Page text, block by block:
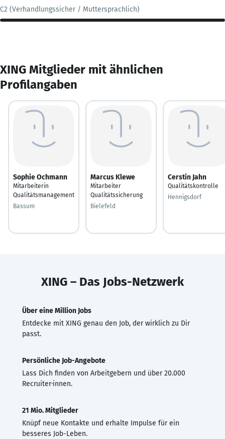
C2 (Verhandlungssicher / Muttersprachlich)
XING Mitglieder mit ähnlichen
Profilangaben
Sophie Ochmann
Mitarbeiterin
Qualitätsmanagement
Bassum
Marcus Klewe
Mitarbeiter
Qualitätssicherung
Bielefeld
Cerstin Jahn
Qualitätskontrolle
Hennigsdorf
XING – Das Jobs-Netzwerk
Über eine Million Jobs
Entdecke mit XING genau den Job, der wirklich zu Dir
passt.
Persönliche Job-Angebote
Lass Dich finden von Arbeitgebern und über 20.000
Recruiter·innen.
21 Mio. Mitglieder
Knüpf neue Kontakte und erhalte Impulse für ein
besseres Job-Leben.